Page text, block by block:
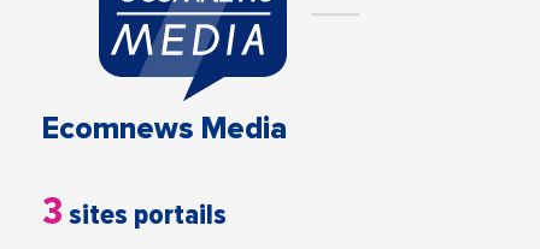
Ecomnews Media
3 sites portails